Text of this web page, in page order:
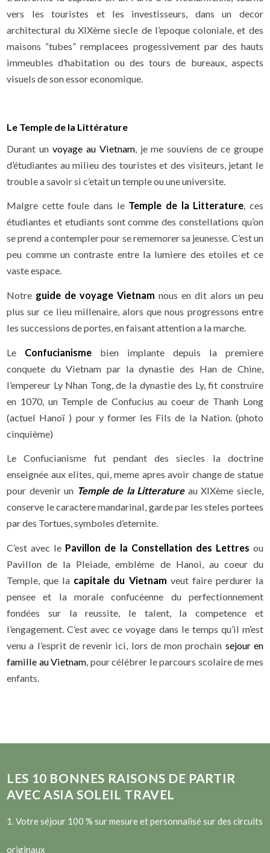
vers les touristes et les investisseurs, dans un decor
architectural du XIXème siecle de l’epoque coloniale, et des
maisons “tubes” remplacees progessivement par des hauts
immeubles d’habitation ou des tours de bureaux, aspects
visuels de son essor economique.
Le Temple de la Littérature
Durant un voyage au Vietnam, je me souviens de ce groupe
d’étudiantes au milieu des touristes et des visiteurs, jetant le
trouble a savoir si c’etait un temple ou une universite.
Malgre cette foule dans le Temple de la Litterature, ces
étudiantes et etudiants sont comme des constellations qu’on
se prend a contempler pour se rememorer sa jeunesse. C’est un
peu comme un contraste entre la lumiere des etoiles et ce
vaste espace.
Notre guide de voyage Vietnam nous en dit alors un peu
plus sur ce lieu millenaire, alors que nous progressons entre
les successions de portes, en faisant attention a la marche.
Le Confucianisme bien implante depuis la premiere
conquete du Vietnam par la dynastie des Han de Chine,
l’empereur Ly Nhan Tong, de la dynastie des Ly, fit construire
en 1070, un Temple de Confucius au coeur de Thanh Long
(actuel Hanoï ) pour y former les Fils de la Nation. (photo
cinquième)
Le Confucianisme fut pendant des siecles la doctrine
enseignée aux elites, qui, meme apres avoir change de statue
pour devenir un Temple de la Litterature au XIXème siecle,
conserve le caractere mandarinal, garde par les steles portees
par des Tortues, symboles d’eternite.
C’est avec le Pavillon de la Constellation des Lettres ou
Pavillon de la Pleiade, emblème de Hanoi, au coeur du
Temple, que la capitale du Vietnam veut faire perdurer la
pensee et la morale confucéenne du perfectionnement
fondées sur la reussite, le talent, la competence et
l’engagement. C’est avec ce voyage dans le temps qu’il m’est
venu a l’esprit de revenir ici, lors de mon prochain sejour en
famille au Vietnam, pour célébrer le parcours scolaire de mes
enfants.
LES 10 BONNES RAISONS DE PARTIR
AVEC ASIA SOLEIL TRAVEL
1. Votre séjour 100 % sur mesure et personnalisé sur des circuits
originaux